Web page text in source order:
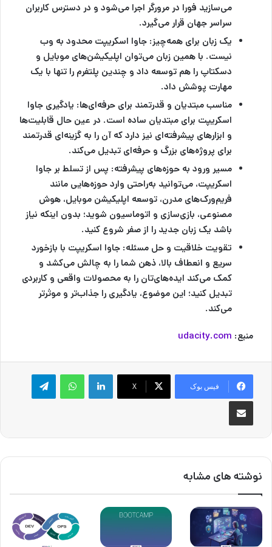
می‌سازید فورا در مرورگر اجرا می‌شود و در دسترس کاربران
سراسر جهان قرار می‌گیرد.
یک زبان برای همه‌چیز: جاوا اسکریپت محدود به وب
نیست. با همین زبان می‌توان اپلیکیشن‌های موبایل و
دسکتاپ را هم توسعه داد و چندین پلتفرم را تنها با یک
مهارت پوشش داد.
مناسب مبتدیان و قدرتمند برای حرفه‌ای‌ها: یادگیری جاوا
اسکریپت برای مبتدیان ساده است. در عین حال قابلیت‌ها
و ابزارهای پیشرفته‌ای نیز دارد که آن را به گزینه‌ای قدرتمند
برای پروژه‌های بزرگ و حرفه‌ای تبدیل می‌کند.
مسیر ورود به حوزه‌های پیشرفته: پس از تسلط بر جاوا
اسکریپت، می‌توانید به‌راحتی وارد حوزه‌هایی مانند
فریم‌ورک‌های مدرن، توسعه اپلیکیشن موبایل، هوش
مصنوعی، بازی‌سازی و اتوماسیون شوید؛ بدون اینکه نیاز
باشد یک زبان جدید را از صفر شروع کنید.
تقویت خلاقیت و حل مسئله: جاوا اسکریپت با بازخورد
سریع و انعطاف بالا، ذهن شما را به چالش می‌کشد و
کمک می‌کند ایده‌های‌تان را به محصولات واقعی و کاربردی
تبدیل کنید؛ این موضوع، یادگیری را جذاب‌تر و موثرتر
می‌کند.
منبع: udacity.com
فیس بوک X
لینکدینواتس آپ تلگرام
اشتراک گذاری از طریق ایمیل
نوشته های مشابه